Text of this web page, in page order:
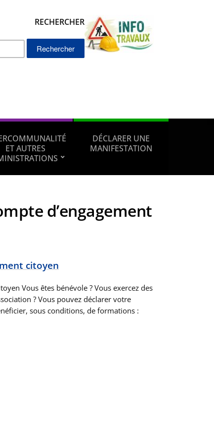
RECHERCHER
Rechercher :
ET AUTRES
DÉCLARER UNE
MANIFESTATION
d’engagement
citoyen
Vous êtes bénévole ? Vous exercez des
? Vous pouvez déclarer votre
sous conditions, de formations :